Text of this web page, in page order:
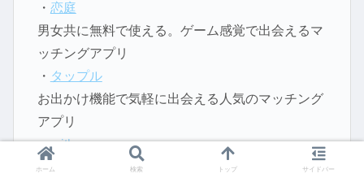
・ 恋庭
男女共に無料で使える。ゲーム感覚で出会えるマ
ッチングアプリ
・ タップル
お出かけ機能で気軽に出会える人気のマッチング
アプリ
・with
性格診断で相性のいい異性と出会えるマッチング
ホーム 検索 トップ サイドバー